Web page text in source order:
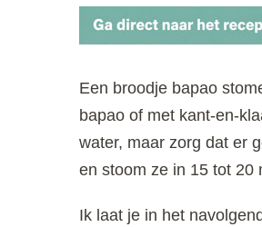
Een broodje bapao
bapao of met kant-en-
water, maar zorg dat er
en stoom ze in 15 tot 20
Ik laat je in het